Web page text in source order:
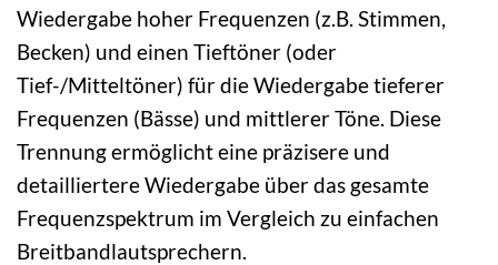
Wiedergabe hoher Frequenzen (z.B. Stimmen,
Becken) und einen Tieftöner (oder
Tief-/Mitteltöner) für die Wiedergabe tieferer
Frequenzen (Bässe) und mittlerer Töne. Diese
Trennung ermöglicht eine präzisere und
detailliertere Wiedergabe über das gesamte
Frequenzspektrum im Vergleich zu einfachen
Breitbandlautsprechern.